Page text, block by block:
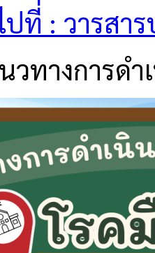
ที่ : วารสา
วทางการด